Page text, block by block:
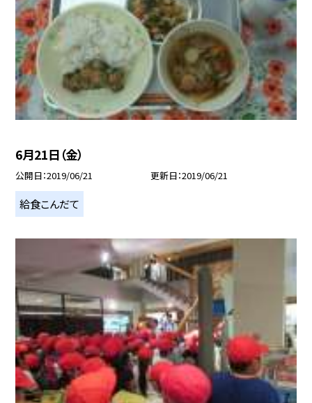
6月21日（金）
公開日 2019/06/21 更新日 2019/06/21
給食こんだて